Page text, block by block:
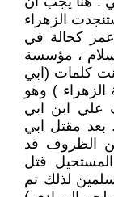
الزهراء
عمر كحالة في
، مؤسسة
الرابع ، الصفحة 115. كانت كلمات (ابي
) وهو
علي ابن ابي
بعد مقتل ابي
الظروف قد
قتل
لذلك تم